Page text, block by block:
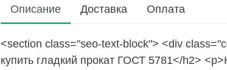
Описание Доставка Оплата
<section class="seo-text-block"> <div
купить гладкий прокат ГОСТ 5781</h2>